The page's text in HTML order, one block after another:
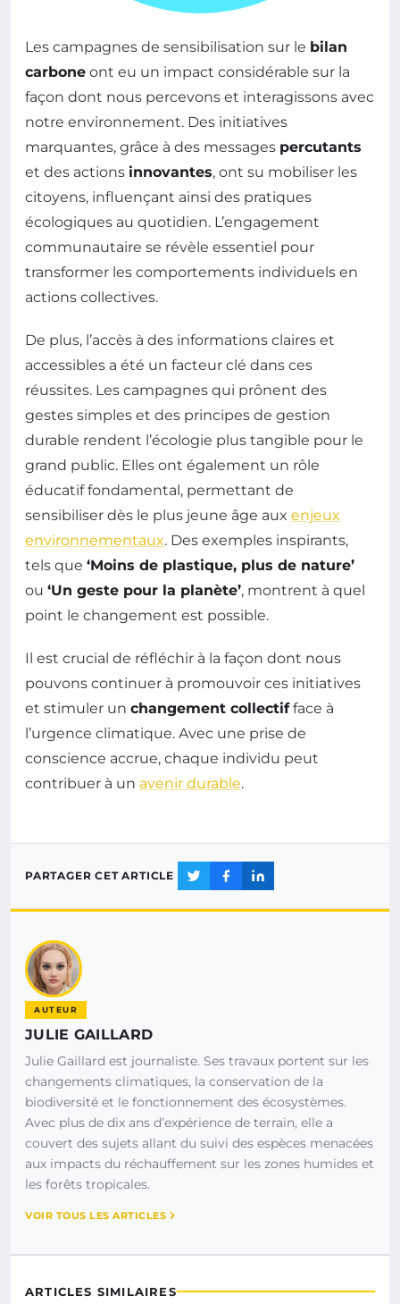
Les campagnes de sensibilisation sur le bilan
carbone ont eu un impact considérable sur la
façon dont nous percevons et interagissons avec
notre environnement. Des initiatives
marquantes, grâce à des messages percutants
et des actions innovantes, ont su mobiliser les
citoyens, influençant ainsi des pratiques
écologiques au quotidien. L’engagement
communautaire se révèle essentiel pour
transformer les comportements individuels en
actions collectives.
De plus, l’accès à des informations claires et
accessibles a été un facteur clé dans ces
réussites. Les campagnes qui prônent des
gestes simples et des principes de gestion
durable rendent l’écologie plus tangible pour le
grand public. Elles ont également un rôle
éducatif fondamental, permettant de
sensibiliser dès le plus jeune âge aux enjeux
environnementaux. Des exemples inspirants,
tels que ‘Moins de plastique, plus de nature’
ou ‘Un geste pour la planète’, montrent à quel
point le changement est possible.
Il est crucial de réfléchir à la façon dont nous
pouvons continuer à promouvoir ces initiatives
et stimuler un changement collectifface à
l’urgence climatique. Avec une prise de
conscience accrue, chaque individu peut
contribuer à un avenir durable.
PARTAGER CET ARTICLE
AUTEUR
JULIE GAILLARD
Julie Gaillard est journaliste. Ses travaux portent sur les
changements climatiques, la conservation de la
biodiversité et le fonctionnement des écosystèmes.
Avec plus de dix ans d’expérience de terrain, elle a
couvert des sujets allant du suivi des espèces menacées
aux impacts du réchauffement sur les zones humides et
les forêts tropicales.
VOIR TOUS LES ARTICLES
ARTICLES SIMILAIRES